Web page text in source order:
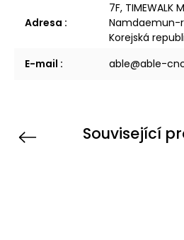
Adresa :
7F, TIMEWALK
Namdaemun-
Korejská
E-mail : able@able-
Související
Previous